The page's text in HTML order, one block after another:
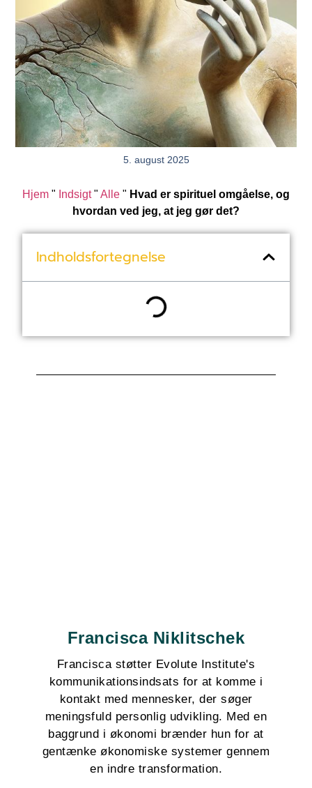
5. august 2025
Hjem " Indsigt" Alle " Hvad er spirituel omgåelse, og
hvordan ved jeg, at jeg gør det?
Indholdsfortegnelse
Francisca Niklitschek
Francisca støtter Evolute Institute's
kommunikationsindsats for at komme i
kontakt med mennesker, der søger
meningsfuld personlig udvikling. Med en
baggrund i økonomi brænder hun for at
gentænke økonomiske systemer gennem
en indre transformation.